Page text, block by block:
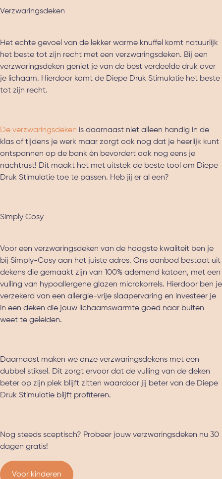
Verzwaringsdeken
Het echte gevoel van de lekker warme knuffel komt natuurlijk
het beste tot zijn recht met een verzwaringsdeken. Bij een
verzwaringsdeken geniet je van de best verdeelde druk over
je lichaam. Hierdoor komt de Diepe Druk Stimulatie het beste
tot zijn recht.
De verzwaringsdeken is daarnaast niet alleen handig in de
klas of tijdens je werk maar zorgt ook nog dat je heerlijk kunt
ontspannen op de bank én bevordert ook nog eens je
nachtrust! Dit maakt het met uitstek de beste tool om Diepe
Druk Stimulatie toe te passen. Heb jij er al een?
Simply Cosy
Voor een verzwaringsdeken van de hoogste kwaliteit ben je
bij Simply-Cosy aan het juiste adres. Ons aanbod bestaat uit
dekens die gemaakt zijn van 100% ademend katoen, met een
vulling van hypoallergene glazen microkorrels. Hierdoor ben je
verzekerd van een allergie-vrije slaapervaring en investeer je
in een deken die jouw lichaamswarmte goed naar buiten
weet te geleiden.
Daarnaast maken we onze verzwaringsdekens met een
dubbel stiksel. Dit zorgt ervoor dat de vulling van de deken
beter op zijn plek blijft zitten waardoor jij beter van de Diepe
Druk Stimulatie blijft profiteren.
Nog steeds sceptisch? Probeer jouw verzwaringsdeken nu 30
dagen gratis!
Voor kinderen